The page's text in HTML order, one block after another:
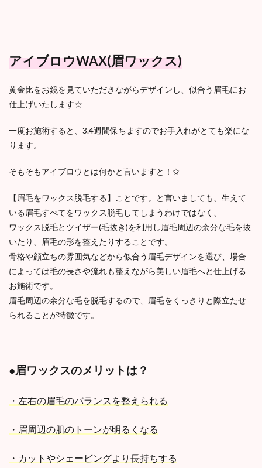
アイブロウWAX(眉ワックス)
黄金比をお鏡を見ていただきながらデザインし、似合う眉毛にお
仕上げいたします☆
一度お施術すると、3.4週間保ちますのでお手入れがとても楽にな
ります。
そもそもアイブロウとは何かと言いますと！✩
【眉毛をワックス脱毛する】ことです。と言いましても、生えて
いる眉毛すべてをワックス脱毛してしまうわけではなく、
ワックス脱毛とツイザー(毛抜き)を利用し眉毛周辺の余分な毛を抜
いたり、眉毛の形を整えたりすることです。
骨格や顔立ちの雰囲気などから似合う眉毛デザインを選び、場合
によっては毛の長さや流れも整えながら美しい眉毛へと仕上げる
お施術です。
眉毛周辺の余分な毛を脱毛するので、眉毛をくっきりと際立たせ
られることが特徴です。
●眉ワックスのメリットは？
・左右の眉毛のバランスを整えられる
・眉周辺の肌のトーンが明るくなる
・カットやシェービングより長持ちする